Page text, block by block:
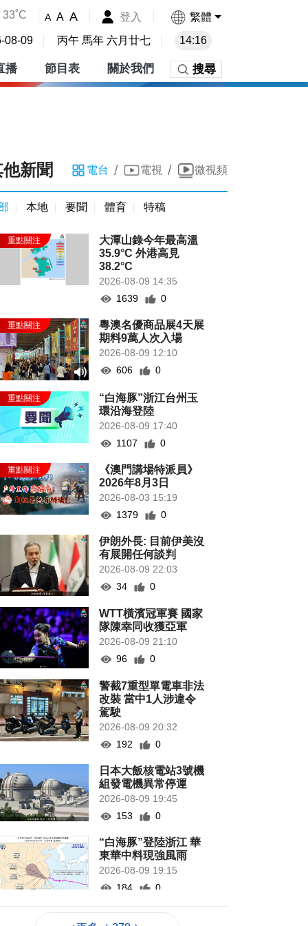
33˚C A A A 登入 繁體
08-09 丙午 馬年 六月廿七 14:16
播 節目表 關於我們 搜尋
新聞 電台 / 電視 / 微視頻
本地 要聞 體育 特稿
大潭山錄今年最高溫
35.9°C 外港高見
38.2°C
2026-08-09 14:35
1639
0
粵澳名優商品展4天展
期料9萬人次入場
2026-08-09 12:10
606
0
“白海豚”浙江台州玉
環沿海登陸
2026-08-09 17:40
1107
0
《澳門講場特派員》
2026年8月3日
2026-08-03 15:19
1379
0
伊朗外長: 目前伊美沒
有展開任何談判
2026-08-09 22:03
34
0
WTT橫濱冠軍賽 國家
隊陳幸同收獲亞軍
2026-08-09 21:10
96
0
警截7重型單電車非法
改裝 當中1人涉違令
駕駛
2026-08-09 20:32
192
0
日本大飯核電站3號機
組發電機異常停運
2026-08-09 19:45
153
0
“白海豚”登陸浙江 華
東華中料現強風雨
2026-08-09 19:15
184
0